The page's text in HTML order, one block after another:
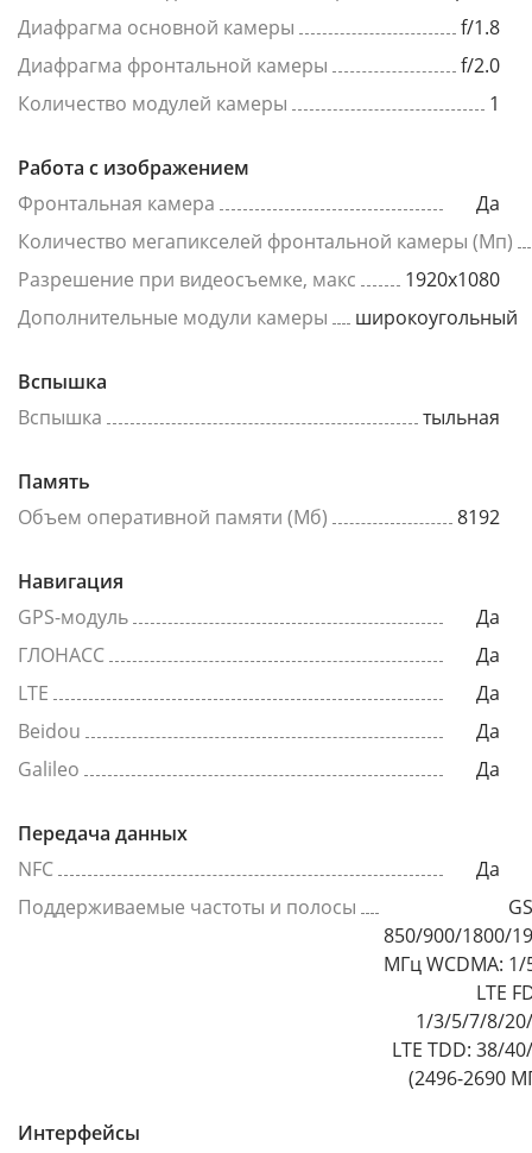
Диафрагма основной камеры
f/1.8
Диафрагма фронтальной камеры
f/2.0
Количество модулей камеры
1
Работа с изображением
Фронтальная камера
Да
Количество мегапикселей фронтальной камеры (Мп)
Разрешение при видеосъемке, макс
1920x1080
Дополнительные модули камеры
широкоугольный
Вспышка
Вспышка
тыльная
Память
Объем оперативной памяти (Мб)
8192
Навигация
GPS-модуль
Да
ГЛОНАСС
Да
LTE
Да
Beidou
Да
Galileo
Да
Передача данных
NFC
Да
Поддерживаемые частоты и полосы
850/900/1800/
МГц WCDMA: 1/
LTE
1/3/5/7/8/
LTE TDD: 38/
(2496-2690
Интерфейсы